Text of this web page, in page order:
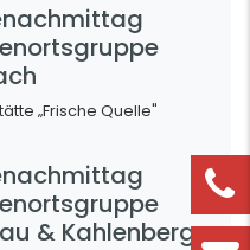
„Frische Quelle"
& Kahlenberg